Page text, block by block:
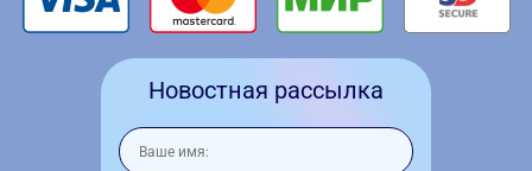
Новостная рассылка